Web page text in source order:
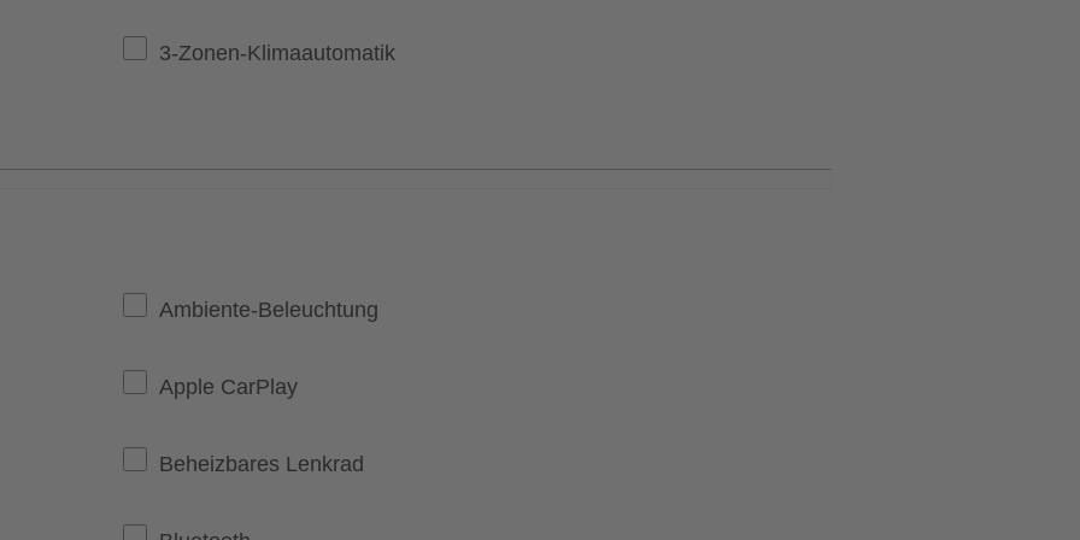
3-Zonen-Klimaautomatik
Ambiente-Beleuchtung
Apple CarPlay
Beheizbares Lenkrad